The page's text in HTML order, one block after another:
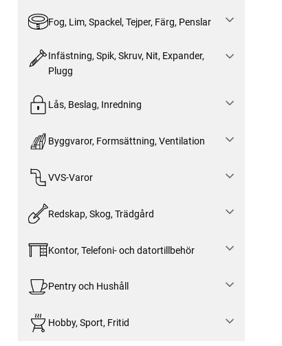
Fog, Lim, Spackel, Tejper, Färg, Penslar
Infästning, Spik, Skruv, Nit, Expander,
Plugg
Lås, Beslag, Inredning
Byggvaror, Formsättning, Ventilation
VVS-Varor
Redskap, Skog, Trädgård
Kontor, Telefoni- och datortillbehör
Pentry och Hushåll
Hobby, Sport, Fritid